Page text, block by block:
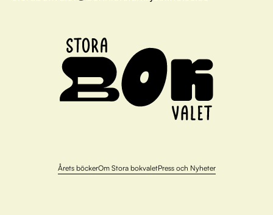
Årets böckerOm Stora bokvaletPress och Nyheter